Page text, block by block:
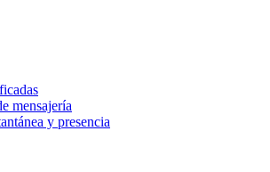
mensajería
y presencia